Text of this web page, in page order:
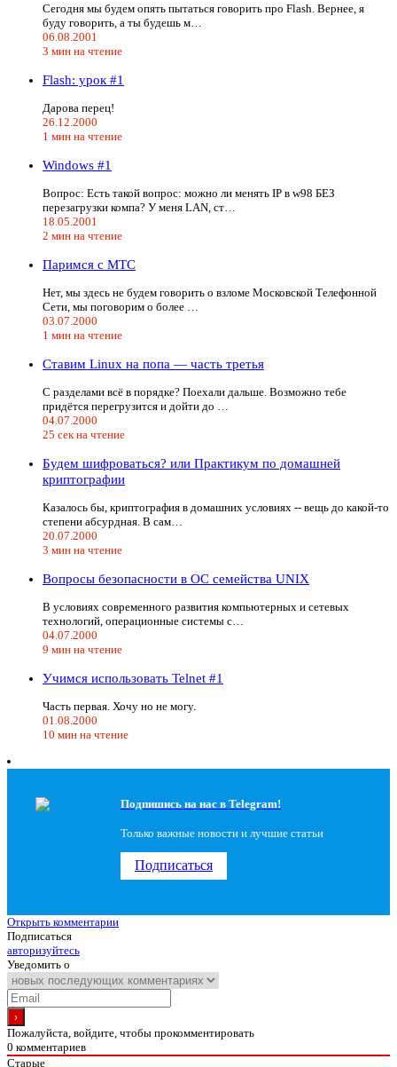
Сегодня мы будем опять пытаться говорить про Flash. Вернее, я
буду говорить, а ты будешь м…
06.08.2001
3 мин на чтение
Flash: урок #1
Дарова перец!
26.12.2000
1 мин на чтение
Windows #1
Вопрос: Есть такой вопрос: можно ли менять IP в w98 БЕЗ
перезагрузки компа? У меня LAN, ст…
18.05.2001
2 мин на чтение
Паримся с MTC
Нет, мы здесь не будем говорить о взломе Московской Телефонной
Сети, мы поговорим о более …
03.07.2000
1 мин на чтение
Ставим Linux на попа — часть третья
С разделами всё в порядке? Поехали дальше. Возможно тебе
придётся перегрузится и дойти до …
04.07.2000
25 сек на чтение
Будем шифроваться? или Практикум по домашней
криптографии
Казалось бы, криптография в домашних условиях -- вещь до какой-то
степени абсурдная. В сам…
20.07.2000
3 мин на чтение
Вопросы безопасности в ОС семейства UNIX
В условиях современного развития компьютерных и сетевых
технологий, операционные системы с…
04.07.2000
9 мин на чтение
Учимся использовать Telnet #1
Часть первая. Хочу но не могу.
01.08.2000
10 мин на чтение
Подпишись на наc в Telegram!
Только важные новости и лучшие статьи
Подписаться
Открыть комментарии
Подписаться
авторизуйтесь
Уведомить о
Пожалуйста, войдите, чтобы прокомментировать
0 комментариев
Старые